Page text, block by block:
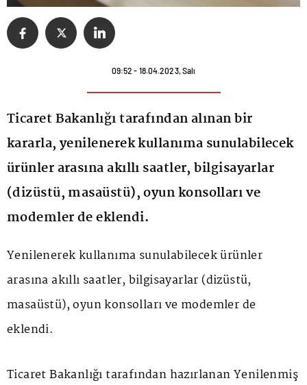
09:52 - 18.04.2023, Salı
Ticaret Bakanlığı tarafından alınan bir
kararla, yenilenerek kullanıma sunulabilecek
ürünler arasına akıllı saatler, bilgisayarlar
(dizüstü, masaüstü), oyun konsolları ve
modemler de eklendi.
Yenilenerek kullanıma sunulabilecek ürünler
arasına akıllı saatler, bilgisayarlar (dizüstü,
masaüstü), oyun konsolları ve modemler de
eklendi.
Ticaret Bakanlığı tarafından hazırlanan Yenilenmiş